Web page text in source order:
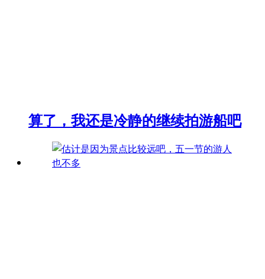
算了，我还是冷静的继续拍游船吧